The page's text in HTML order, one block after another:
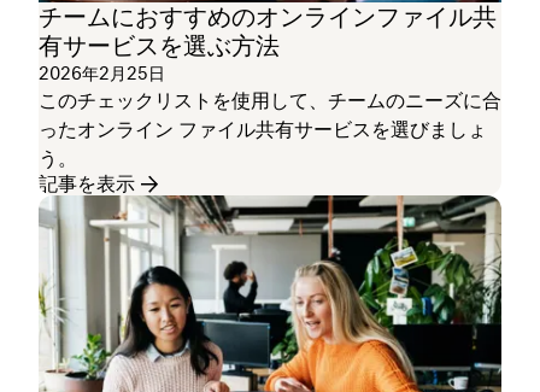
チームにおすすめのオンラインファイル共
有サービスを選ぶ方法
2026年2月25日
このチェックリストを使用して、チームのニーズに合
ったオンライン ファイル共有サービスを選びましょ
う。
記事を表示